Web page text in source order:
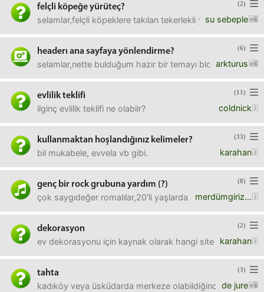
(2)
felçli köpeğe yürüteç?
su sebeple
selamlar,felçli köpeklere takılan tekerlekli yürüteçler
(6)
headerı ana sayfaya yönlendirme?
arkturus
selamlar,nette bulduğum hazır bir temayı blogspota
(11)
evlilik teklifi
coldnick
ilginç evlilik teklifi ne olabilr?
(33)
kullanmaktan hoşlandığınız kelimeler?
karahan
bil mukabele, evvela vb gibi.
(8)
genç bir rock grubuna yardım (?)
merdümgiriz...
çok saygıdeğer romalılar,20'li yaşlarda ve çok kaliteli
(2)
dekorasyon
karahan
ev dekorasyonu için kaynak olarak hangi siteyi
(3)
tahta
de jure
kadıköy veya üsküdarda merkeze olabildiğince yakın